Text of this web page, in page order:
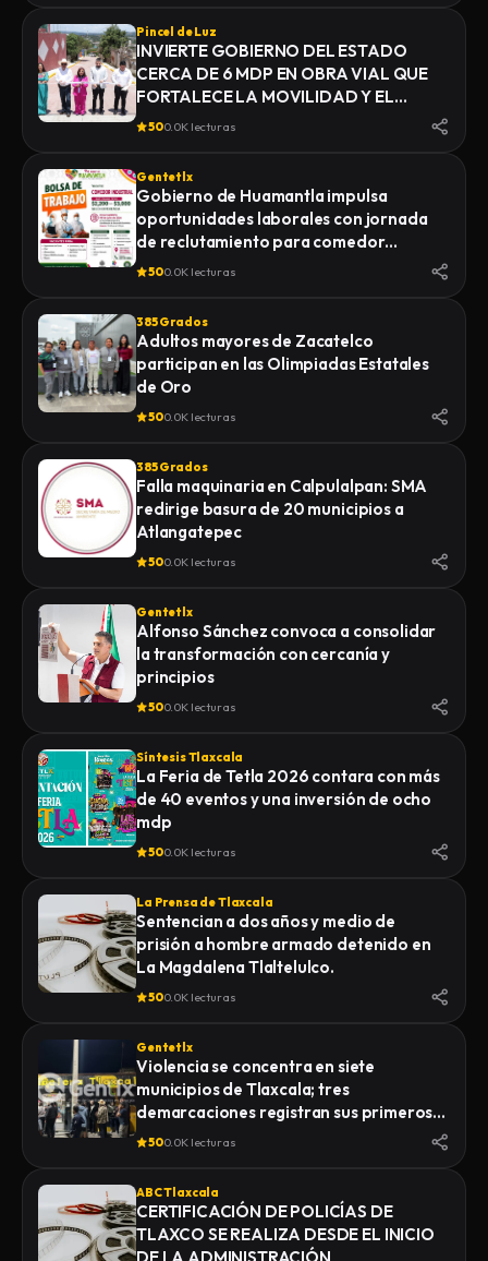
Pincel de Luz
INVIERTE GOBIERNO DEL ESTADO
CERCA DE 6 MDP EN OBRA VIAL QUE
FORTALECE LA MOVILIDAD Y EL
DESARROLLO DE YAUHQUEMEHCAN
500.0K lecturas
Gentetlx
Gobierno de Huamantla impulsa
oportunidades laborales con jornada
de reclutamiento para comedor
industrial
500.0K lecturas
385 Grados
Adultos mayores de Zacatelco
participan en las Olimpiadas Estatales
de Oro
500.0K lecturas
385 Grados
Falla maquinaria en Calpulalpan: SMA
redirige basura de 20 municipios a
Atlangatepec
500.0K lecturas
Gentetlx
Alfonso Sánchez convoca a consolidar
la transformación con cercanía y
principios
500.0K lecturas
Síntesis Tlaxcala
La Feria de Tetla 2026 contara con más
de 40 eventos y una inversión de ocho
mdp
500.0K lecturas
La Prensa de Tlaxcala
Sentencian a dos años y medio de
prisión a hombre armado detenido en
La Magdalena Tlaltelulco.
500.0K lecturas
Gentetlx
Violencia se concentra en siete
municipios de Tlaxcala; tres
demarcaciones registran sus primeros
homicidios de 2026
500.0K lecturas
ABC Tlaxcala
CERTIFICACIÓN DE POLICÍAS DE
TLAXCO SE REALIZA DESDE EL INICIO